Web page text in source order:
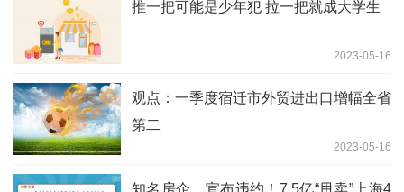
推一把可能是少年犯 拉一把就成大学生
2023-05-16
观点：一季度宿迁市外贸进出口增幅全省
第二
2023-05-16
知名房企，宣布违约！7.5亿“甩卖”上海4